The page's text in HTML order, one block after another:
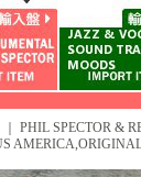
｜ PHIL SPECTOR &